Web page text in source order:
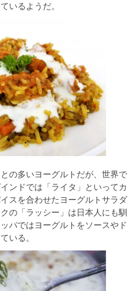
いるようだ。
の多いヨーグルトだが、世界で
ンドでは「ライタ」といってカ
スを合わせたヨーグルトサラダ
の「ラッシー」は日本人にも馴
パではヨーグルトをソースやド
いる。